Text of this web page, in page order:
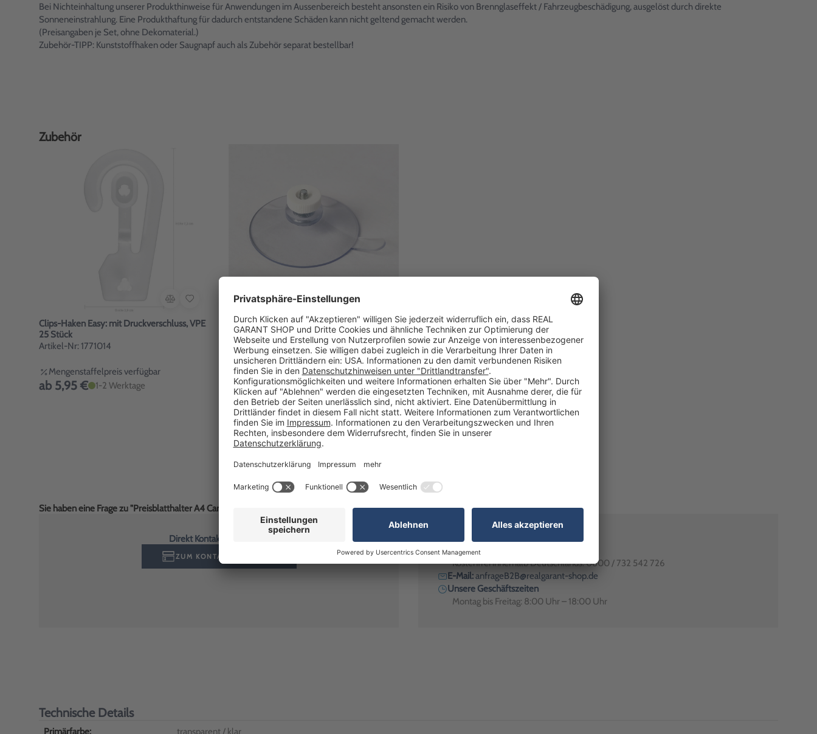
Bei Nichteinhaltung unserer Produkthinweise für Anwendungen im Aussenbereich besteht ansonsten ein Risiko von Brennglaseffekt / Fahrzeugbeschädigung, ausgelöst durch direkte
Sonneneinstrahlung. Eine Produkthaftung für dadurch entstandene Schäden kann nicht geltend gemacht werden.
(Preisangaben je Set, ohne Dekomaterial.)
Zubehör-TIPP: Kunststoffhaken oder Saugnapf auch als Zubehör separat bestellbar!
Zubehör
Clips-Haken Easy: mit Druckverschluss, VPE
25 Stück
Artikel-Nr: 1771014
Mengenstaffelpreis verfügbar
ab 5,95 € 1-2 Werktage
Saugnapf mit Gewinde mit Rändelmutter &
Abziehlasche, Ø 50 mm
Artikel-Nr: 1771011
Mengenstaffelpreis verfügbar
ab 0,59 € 1-2 Werktage
Sie haben eine Frage zu "Preisblatthalter A4 Car-Flex A4 Querformat: Halter mit 1x Haken + 1x Saugnapf"? Wir haben die Antwort!
Direkt Kontakt aufnehmen
ZUM KONTAKTFORMULAR
Alternativ erreichen Sie uns
Telefon:+49 (0)7024 / 80991-0
Kostenfrei innerhalb Deutschlands: 0800 / 732 542 726
E-Mail:anfrageB2B@realgarant-shop.de
Unsere Geschäftszeiten
Montag bis Freitag: 8:00 Uhr – 18:00 Uhr
Technische Details
Primärfarbe: transparent / klar